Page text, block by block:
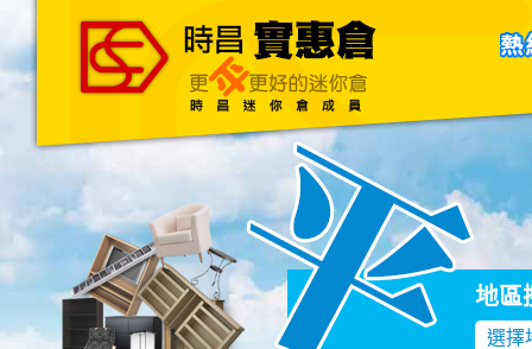
主頁 關於我們 聯絡我們
地區
選擇